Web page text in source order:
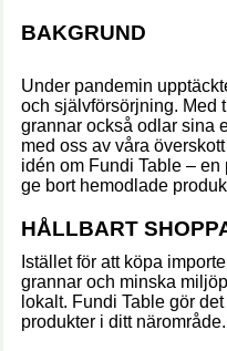
BAKGRUND
Under pandemin
och självförsörjning. Med
grannar också odlar sina
med oss av våra
idén om Fundi Table – en
ge bort hemodlade
HÅLLBART
Istället för att köpa
grannar och minska
lokalt. Fundi Table gör
produkter i ditt närområde.